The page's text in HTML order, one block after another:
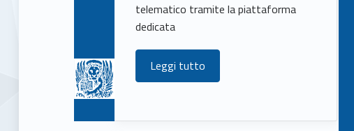
telematico tramite la piattaforma
dedicata
Leggi tutto